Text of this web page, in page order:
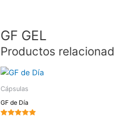
GF GEL
Productos
Cápsulas
GF de Día